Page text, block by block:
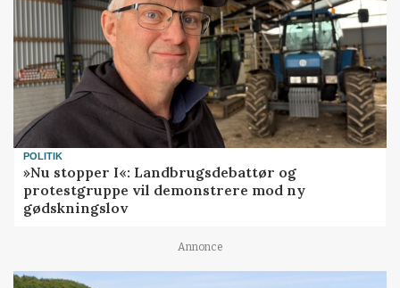
POLITIK
»Nu stopper I«: Landbrugsdebattør og
protestgruppe vil demonstrere mod ny
gødskningslov
Annonce